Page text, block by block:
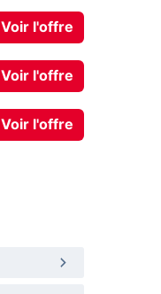
Voir l'offre
Voir l'offre
Voir l'offre